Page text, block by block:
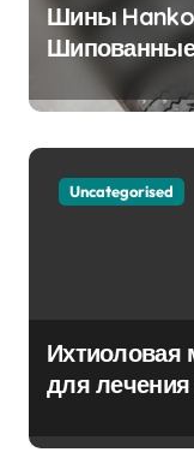
Шины
Партнёр на
Uncategorised
Ихтиоловая
для